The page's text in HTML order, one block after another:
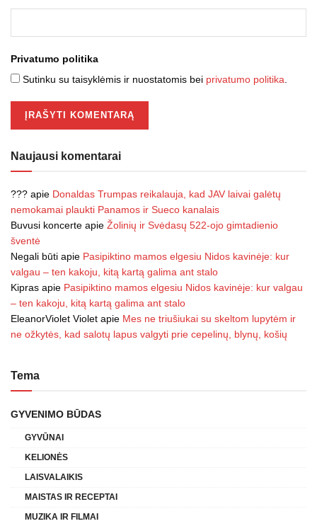
Privatumo politika
Sutinku su taisyklėmis ir nuostatomis bei privatumo politika.
Naujausi komentarai
??? apie Donaldas Trumpas reikalauja, kad JAV laivai galėtų
nemokamai plaukti Panamos ir Sueco kanalais
Buvusi koncerte apie Žolinių ir Svėdasų 522-ojo gimtadienio
šventė
Negali būti apie Pasipiktino mamos elgesiu Nidos kavinėje: kur
valgau – ten kakoju, kitą kartą galima ant stalo
Kipras apie Pasipiktino mamos elgesiu Nidos kavinėje: kur valgau
– ten kakoju, kitą kartą galima ant stalo
EleanorViolet Violet apie Mes ne triušiukai su skeltom lupytėm ir
ne ožkytės, kad salotų lapus valgyti prie cepelinų, blynų, košių
Tema
GYVENIMO BŪDAS
GYVŪNAI
KELIONĖS
LAISVALAIKIS
MAISTAS IR RECEPTAI
MUZIKA IR FILMAI